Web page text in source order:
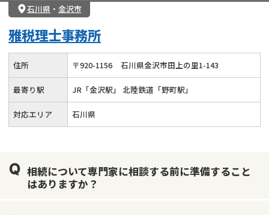
石川県 ・ 金沢市
雅税理士事務所
住所 〒920-1156 石川県金沢市田上の里1-143
最寄り駅 JR「金沢駅」 北陸鉄道「野町駅」
対応エリア 石川県
相続について専門家に相談する前に準備すること
はありますか？